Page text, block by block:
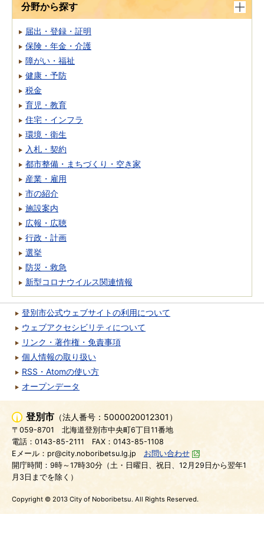
分野から探す
届出・登録・証明
保険・年金・介護
障がい・福祉
健康・予防
税金
育児・教育
住宅・インフラ
環境・衛生
入札・契約
都市整備・まちづくり・空き家
産業・雇用
市の紹介
施設案内
広報・広聴
行政・計画
選挙
防災・救急
新型コロナウイルス関連情報
登別市公式ウェブサイトの利用について
ウェブアクセシビリティについて
リンク・著作権・免責事項
個人情報の取り扱い
RSS・Atomの使い方
オープンデータ
登別市 （法人番号：5000020012301）
〒059-8701
北海道登別市中央町6丁目11番地
電話：0143-85-2111
FAX：0143-85-1108
Eメール：pr@city.noboribetsu.lg.jp
お問い合わせ
開庁時間：9時～17時30分（土・日曜日、祝日、12月29日から翌年1
月3日までを除く）
Copyright © 2013 City of Noboribetsu. All Rights Reserved.